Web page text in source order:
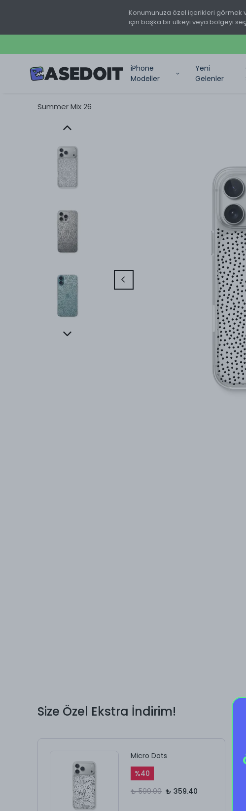
Konumunuza özel içerikleri görmek
için başka bir ülkeyi veya bölgeyi
iPhone
Modeller
Yeni
Gelenler
Summer Mix 26
Size Özel Ekstra İndirim!
Micro Dots
%40
₺ 599.00 ₺ 359.40